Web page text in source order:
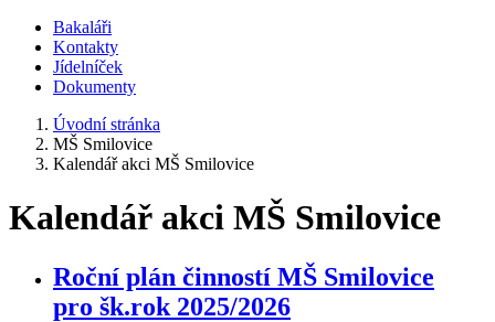
Bakaláři
Kontakty
Jídelníček
Dokumenty
Úvodní stránka
MŠ Smilovice
Kalendář akci MŠ Smilovice
Kalendář akci MŠ Smilovice
Roční plán činností MŠ Smilovice
pro šk.rok 2025/2026